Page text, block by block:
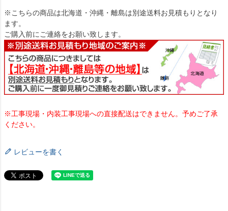
※こちらの商品は北海道・沖縄・離島は別途送料お見積もりとなり
ます。
ご購入前にご連絡をお願い致します。
※工事現場・内装工事現場への直接配送はできません。予めご了承
ください。
レビューを書く